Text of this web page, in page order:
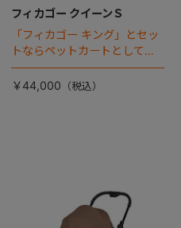
フィカゴー クイーンＳ
「フィカゴー キング」とセッ
トならペットカートとしても
使える、耐荷重30㎏の中～大
型犬向けケージが登場！
￥44,000